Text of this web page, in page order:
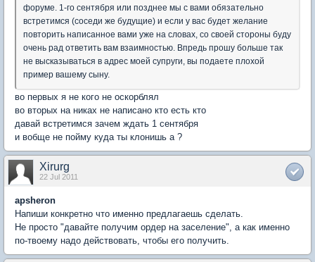
форуме. 1-го сентября или позднее мы с вами обязательно
встретимся (соседи же будущие) и если у вас будет желание
повторить написанное вами уже на словах, со своей стороны буду
очень рад ответить вам взаимностью. Впредь прошу больше так
не высказываться в адрес моей супруги, вы подаете плохой
пример вашему сыну.
во первых я не кого не оскорблял
во вторых на никах не написано кто есть кто
давай встретимся зачем ждать 1 сентября
и вобще не пойму куда ты клонишь а ?
Xirurg
22 Jul 2011
apsheron
Напиши конкретно что именно предлагаешь сделать.
Не просто "давайте получим ордер на заселение", а как именно
по-твоему надо действовать, чтобы его получить.